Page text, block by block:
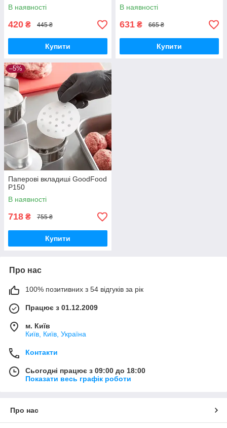
В наявності
420 ₴ 445 ₴
Купити
В наявності
631 ₴ 665 ₴
Купити
–5%
Паперові вкладиші GoodFood
P150
В наявності
718 ₴ 755 ₴
Купити
Про нас
100% позитивних з 54 відгуків за рік
Працює з 01.12.2009
м. Київ
Київ, Київ, Україна
Контакти
Сьогодні працює з 09:00 до 18:00
Показати весь графік роботи
Про нас